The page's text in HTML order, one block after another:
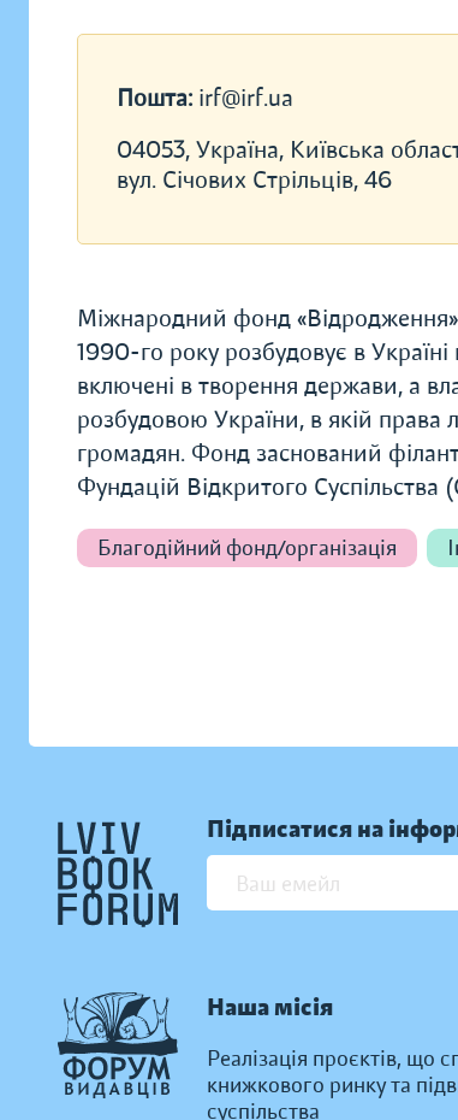
Пошта: irf@irf.ua
04053, Україна, Київська
вул. Січових Стрільців, 46
Міжнародний фонд
1990-го року розбудовує в
включені в творення держави, а
розбудовою України, в якій
громадян. Фонд заснований
Фундацій Відкритого
Благодійний фонд/організація
Підписатися на
Наша місія
Реалізація проєктів, що
книжкового ринку та
суспільства